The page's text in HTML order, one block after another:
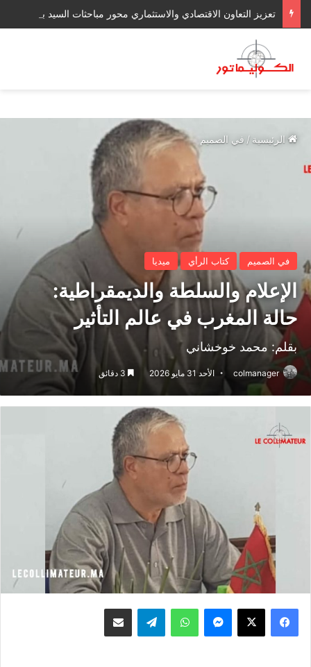
الرئيسية/ في الصميم
في الصميم كتاب الرأي ميديا
الإعلام والسلطة والديمقراطية:
حالة المغرب في عالم التأثير
بقلم: محمد خوخشاني
colmanager الأحد 31 مايو 2026
واتساب تيلقرام